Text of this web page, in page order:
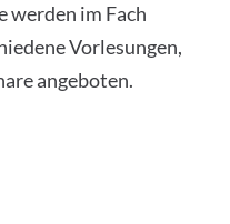
werden im Fach
Vorlesungen,
angeboten.